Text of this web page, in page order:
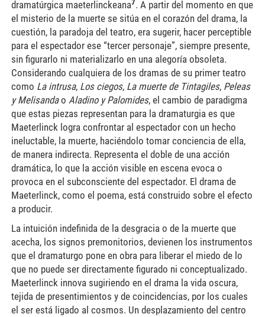
dramatúrgica maeterlinckeana7. A partir del momento en que
el misterio de la muerte se sitúa en el corazón del drama, la
cuestión, la paradoja del teatro, era sugerir, hacer perceptible
para el espectador ese “tercer personaje”, siempre presente,
sin figurarlo ni materializarlo en una alegoría obsoleta.
Considerando cualquiera de los dramas de su primer teatro
como La intrusa, Los ciegos, La muerte de Tintagiles, Peleas
y Melisandao Aladino y Palomides, el cambio de paradigma
que estas piezas representan para la dramaturgia es que
Maeterlinck logra confrontar al espectador con un hecho
ineluctable, la muerte, haciéndolo tomar conciencia de ella,
de manera indirecta. Representa el doble de una acción
dramática, lo que la acción visible en escena evoca o
provoca en el subconsciente del espectador. El drama de
Maeterlinck, como el poema, está construido sobre el efecto
a producir.
La intuición indefinida de la desgracia o de la muerte que
acecha, los signos premonitorios, devienen los instrumentos
que el dramaturgo pone en obra para liberar el miedo de lo
que no puede ser directamente figurado ni conceptualizado.
Maeterlinck innova sugiriendo en el drama la vida oscura,
tejida de presentimientos y de coincidencias, por los cuales
el ser está ligado al cosmos. Un desplazamiento del centro